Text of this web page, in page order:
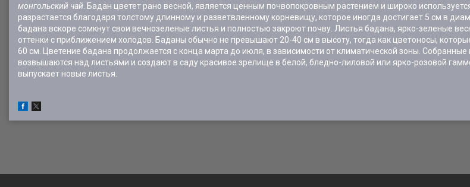
монгольский чай . Бадан цветет рано весной, является ценным почвопокровным растением и широко
разрастается благодаря толстому длинному и разветвленному корневищу, которое иногда достигает 5 см в
бадана вскоре сомкнут свои вечнозеленые листья и полностью закроют почву. Листья бадана, ярко-зеленые
оттенки с приближением холодов. Баданы обычно не превышают 20-40 см в высоту, тогда как цветоносы,
60 см. Цветение бадана продолжается с конца марта до июля, в зависимости от климатической зоны.
возвышаются над листьями и создают в саду красивое зрелище в белой, бледно-лиловой или ярко-розовой
выпускает новые листья.